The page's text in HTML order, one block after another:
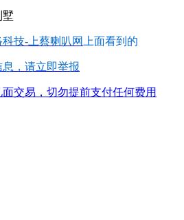
墅
技-上蔡喇叭网 上面看到的
，请立即举报
交易，切勿提前支付任何费用